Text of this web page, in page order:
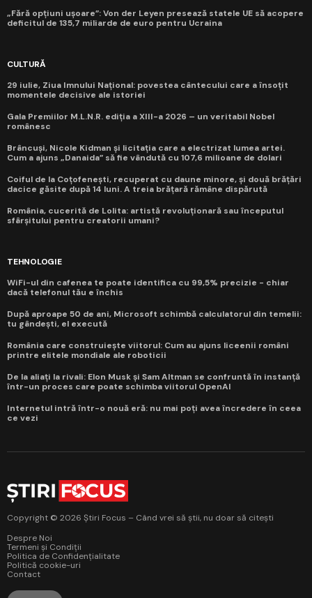
„Fără opțiuni ușoare”: Von der Leyen presează statele UE să acopere
deficitul de 135,7 miliarde de euro pentru Ucraina
CULTURĂ
29 iulie, Ziua Imnului Național: povestea cântecului care a însoțit
momentele decisive ale istoriei
Gala Premiilor M.L.N.R. ediția a XIII-a 2026 – un veritabil Nobel
românesc
Brâncuși, Nicole Kidman și licitația care a electrizat lumea artei.
Cum a ajuns „Danaida” să fie vândută cu 107,6 milioane de dolari
Coiful de la Coțofenești, recuperat cu daune minore, și două brățări
dacice găsite după 14 luni. A treia brățară rămâne dispărută
România, cucerită de Lolita: artistă revoluționară sau începutul
sfârșitului pentru creatorii umani?
TEHNOLOGIE
WiFi-ul din cafenea te poate identifica cu 99,5% precizie - chiar
dacă telefonul tău e închis
După aproape 50 de ani, Microsoft schimbă calculatorul din temelii:
tu gândești, el execută
România care construiește viitorul: Cum au ajuns liceenii români
printre elitele mondiale ale roboticii
De la aliați la rivali: Elon Musk și Sam Altman se confruntă în instanță
într-un proces care poate schimba viitorul OpenAI
Internetul intră într-o nouă eră: nu mai poți avea încredere în ceea
ce vezi
Copyright © 2026 Știri Focus – Când vrei să știi, nu doar să citești
Despre Noi
Termeni și Condiții
Politica de Confidențialitate
Politică cookie-uri
Contact